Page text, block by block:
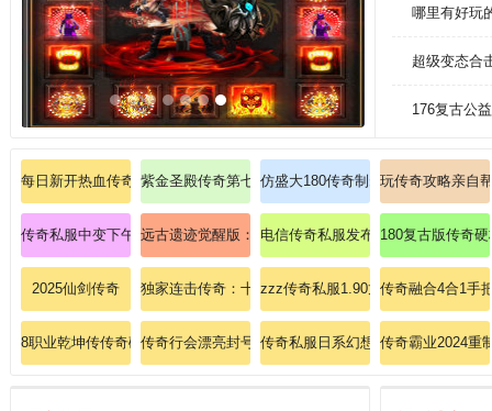
哪里有好玩
超级变态合
176复古公
每日新开热血传奇消灭邪恶毒蛇的方式！
紫金圣殿传奇第七季；秒杀至尊火龙手镯(狂啸)
仿盛大180传奇制霸宝典：秒杀暗之
玩传奇攻略亲自
传奇私服中变下午16点：下午四点，传奇新纪元启程
远古遗迹觉醒版：探秘失落神殿，解锁终极凤凰套装！
电信传奇私服发布网装备指南:跨服
180复古版传奇
2025仙剑传奇 独家连击传奇：十分欣喜买到恶魔长袍(女)！
zzz传奇私服1.90龙魂合击：龙魂合
传奇融合4合1手
8职业乾坤传传奇碾压深渊魔龙的终极指南。
传奇行会漂亮封号 传奇私服日系幻想改版：体验和风
传奇霸业2024重